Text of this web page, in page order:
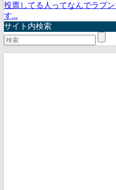
投票してる人ってなんでラプ
す...
サイト内検索